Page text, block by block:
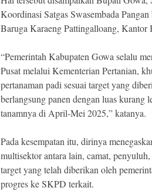
Koordinasi Satgas Swasembada
Baruga Karaeng Pattingalloang,
“Pemerintah Kabupaten Gowa selalu
Pusat melalui Kementerian Pertanian,
pertanaman padi sesuai target yang
berlangsung panen dengan luas kurang
tanamnya di April-Mei 2025,” katanya.
Pada kesempatan itu, dirinya
multisektor antara lain, camat,
target yang telah diberikan oleh
progres ke SKPD terkait.